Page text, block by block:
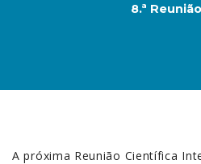
8.ª
A próxima Reunião Científica